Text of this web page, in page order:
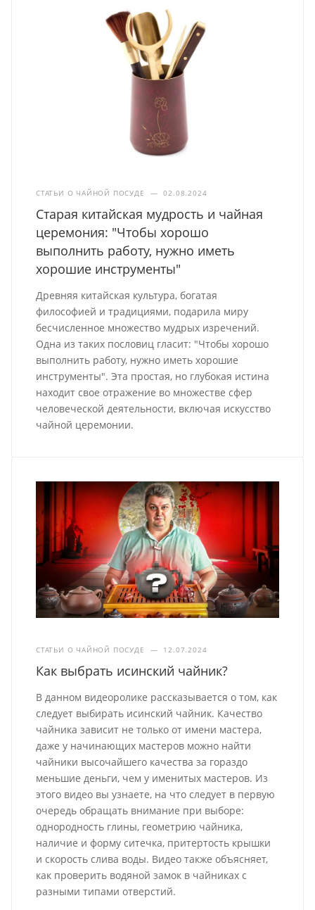
СТАТЬИ О ЧАЙНОЙ ПОСУДЕ — 02.08.2024
Старая китайская мудрость и чайная
церемония: "Чтобы хорошо
выполнить работу, нужно иметь
хорошие инструменты"
Древняя китайская культура, богатая
философией и традициями, подарила миру
бесчисленное множество мудрых изречений.
Одна из таких пословиц гласит: "Чтобы хорошо
выполнить работу, нужно иметь хорошие
инструменты". Эта простая, но глубокая истина
находит свое отражение во множестве сфер
человеческой деятельности, включая искусство
чайной церемонии.
СТАТЬИ О ЧАЙНОЙ ПОСУДЕ — 12.07.2024
Как выбрать исинский чайник?
В данном видеоролике рассказывается о том, как
следует выбирать исинский чайник. Качество
чайника зависит не только от имени мастера,
даже у начинающих мастеров можно найти
чайники высочайшего качества за гораздо
меньшие деньги, чем у именитых мастеров. Из
этого видео вы узнаете, на что следует в первую
очередь обращать внимание при выборе:
однородность глины, геометрию чайника,
наличие и форму ситечка, притертость крышки
и скорость слива воды. Видео также объясняет,
как проверить водяной замок в чайниках с
разными типами отверстий.